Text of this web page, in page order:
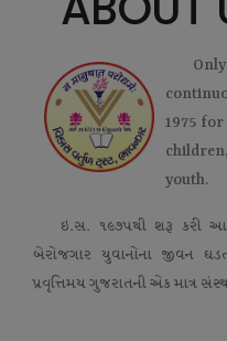
1975
youth.
ઇ.સ. ૧૯૭૫થી શરૂ કરી
બેરોજગાર યુવાનોના જીવન
પ્રવૃત્તિમય ગુજરાતની એક માત્ર